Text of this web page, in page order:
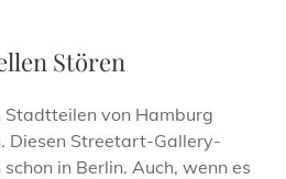
Stören
Stadtteilen von Hamburg
Diesen Streetart-Gallery-
in Berlin. Auch, wenn es